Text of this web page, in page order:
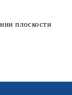
плоскости